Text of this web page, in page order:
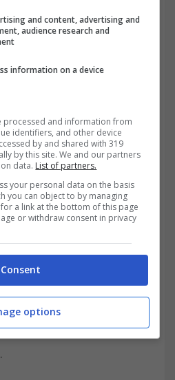
importantissimo alla
il fondatore e il
con sede a Brooklyn,
cliente il mondo
and content, advertising and
audience research and
information on a device
processed and information from
identifiers, and other device
by and shared with 319
by this site. We and our partners
data. List of partners.
your personal data on the basis
you can object to by managing
a link at the bottom of this page
or withdraw consent in privacy
Consent
options